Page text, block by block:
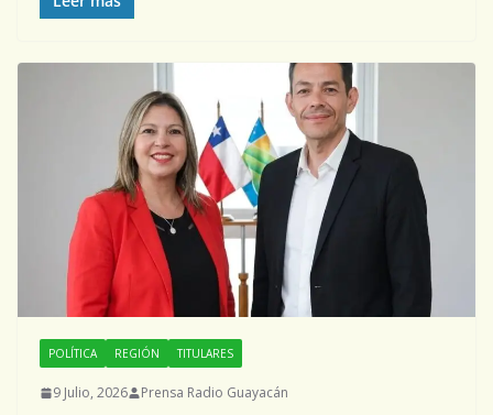
POLÍTICA REGIÓN TITULARES
9 Julio, 2026 Prensa Radio Guayacán